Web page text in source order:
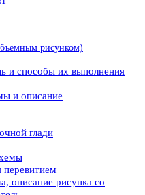
рисунком)
и способы их выполнения
и описание
глади
перевитием
описание рисунка со